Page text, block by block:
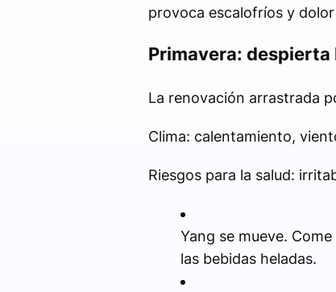
provoca escalofríos y
Primavera: despierta
La renovación arrastrada
Clima: calentamiento,
Riesgos para la salud:
Yang se mueve.
las bebidas heladas.